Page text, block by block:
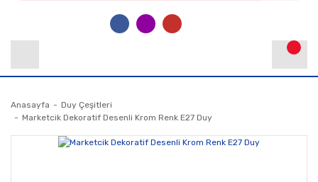
Anasayfa
Duy Çeşitleri
Marketcik Dekoratif Desenli Krom Renk E27 Duy